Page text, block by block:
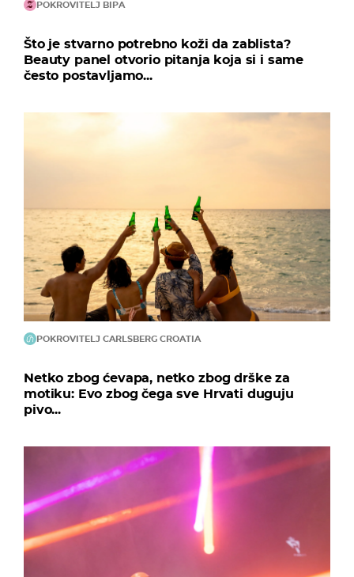
POKROVITELJ BIPA
Što je stvarno potrebno koži da zablista?
Beauty panel otvorio pitanja koja si i same
često postavljamo...
POKROVITELJ CARLSBERG CROATIA
Netko zbog ćevapa, netko zbog drške za
motiku: Evo zbog čega sve Hrvati duguju
pivo...